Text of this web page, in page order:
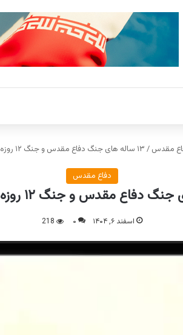
مقدس / ۱۳ ساله های جنگ دفاع مقدس و جنگ ۱۲ روزه را بشناسید
دفاع مقدس
اسفند ۶, ۱۴۰۴ ۰ 218